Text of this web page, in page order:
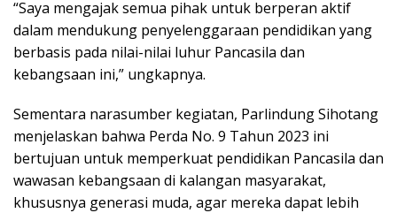
“Saya mengajak semua pihak untuk berperan aktif
dalam mendukung penyelenggaraan pendidikan yang
berbasis pada nilai-nilai luhur Pancasila dan
kebangsaan ini,” ungkapnya.
Sementara narasumber kegiatan, Parlindung Sihotang
menjelaskan bahwa Perda No. 9 Tahun 2023 ini
bertujuan untuk memperkuat pendidikan Pancasila dan
wawasan kebangsaan di kalangan masyarakat,
khususnya generasi muda, agar mereka dapat lebih